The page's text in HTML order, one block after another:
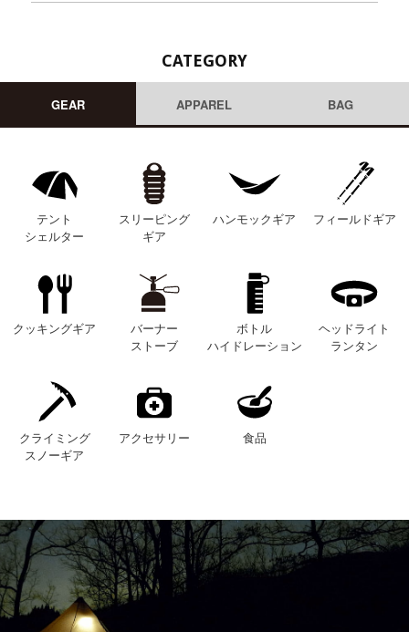
CATEGORY
GEAR APPAREL BAG
テント
シェルター
スリーピング
ギア
ハンモックギア フィールドギア
クッキングギア
バーナー
ストーブ
ボトル
ハイドレーション
ヘッドライト
ランタン
クライミング
スノーギア
アクセサリー 食品